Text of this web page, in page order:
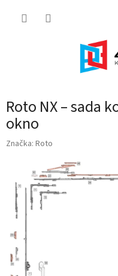
Roto NX – sada
okno
Značka: Roto